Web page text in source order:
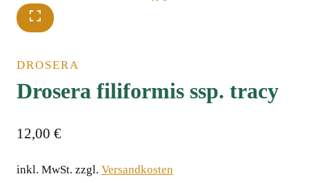
DROSERA
Drosera filiformis ssp. tracy
12,00 €
inkl. MwSt. zzgl. Versandkosten